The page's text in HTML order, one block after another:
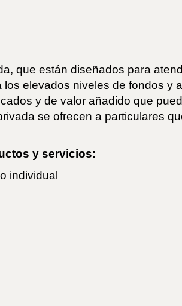
que están diseñados para
elevados niveles de fondos y
y de valor añadido que
se ofrecen a particulares
y servicios:
individual